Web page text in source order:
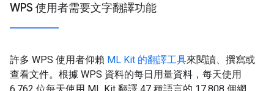
WPS 使用者需要文字翻譯功能
許多 WPS 使用者仰賴 ML Kit 的翻譯工具來閱讀、撰寫或
查看文件。根據 WPS 資料的每日用量資料，每天使用
6,762 位每天使用 ML Kit 翻譯 47 種語言的 17,808 個網